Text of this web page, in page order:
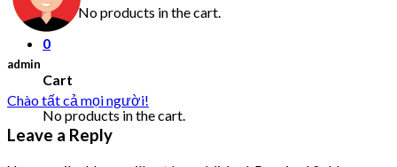
No products in the cart.
0
Cart
No products in the cart.
admin
Chào tất cả mọi người!
Leave a Reply